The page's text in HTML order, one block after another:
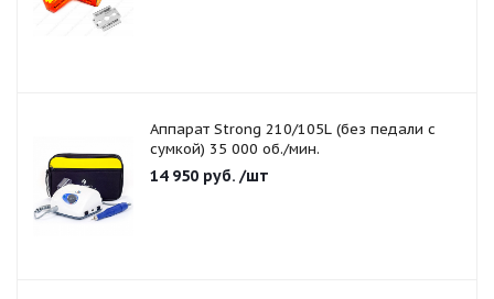
Аппарат Strong 210/105L (без педали с
сумкой) 35 000 об./мин.
14 950 руб. /шт